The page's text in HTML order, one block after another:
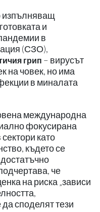
изпълняващ
и
в
(СЗО),
грип – вирусът
на човек, но има
в миналата
международна
фокусирана
като
където се
че
на риска „зависи
споделят тези